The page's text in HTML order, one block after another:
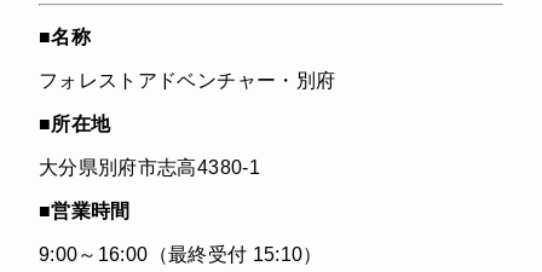
■名称
フォレストアドベンチャー・別府
■所在地
大分県別府市志高4380-1
■営業時間
9:00～16:00（最終受付 15:10）